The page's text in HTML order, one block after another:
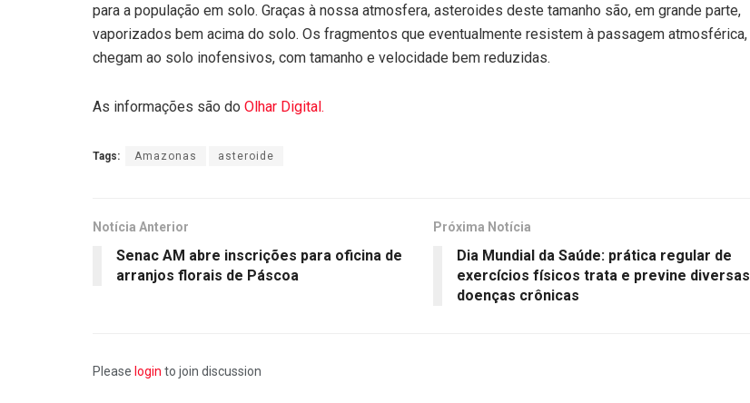
para a população em solo. Graças à nossa atmosfera, asteroides deste tamanho são, em grande parte,
vaporizados bem acima do solo. Os fragmentos que eventualmente resistem à passagem atmosférica,
chegam ao solo inofensivos, com tamanho e velocidade bem reduzidas.
As informações são do Olhar Digital.
Tags: Amazonas asteroide
Notícia Anterior
Senac AM abre inscrições para oficina de
arranjos florais de Páscoa
Próxima Notícia
Dia Mundial da Saúde: prática regular de
exercícios físicos trata e previne diversas
doenças crônicas
Please login to join discussion